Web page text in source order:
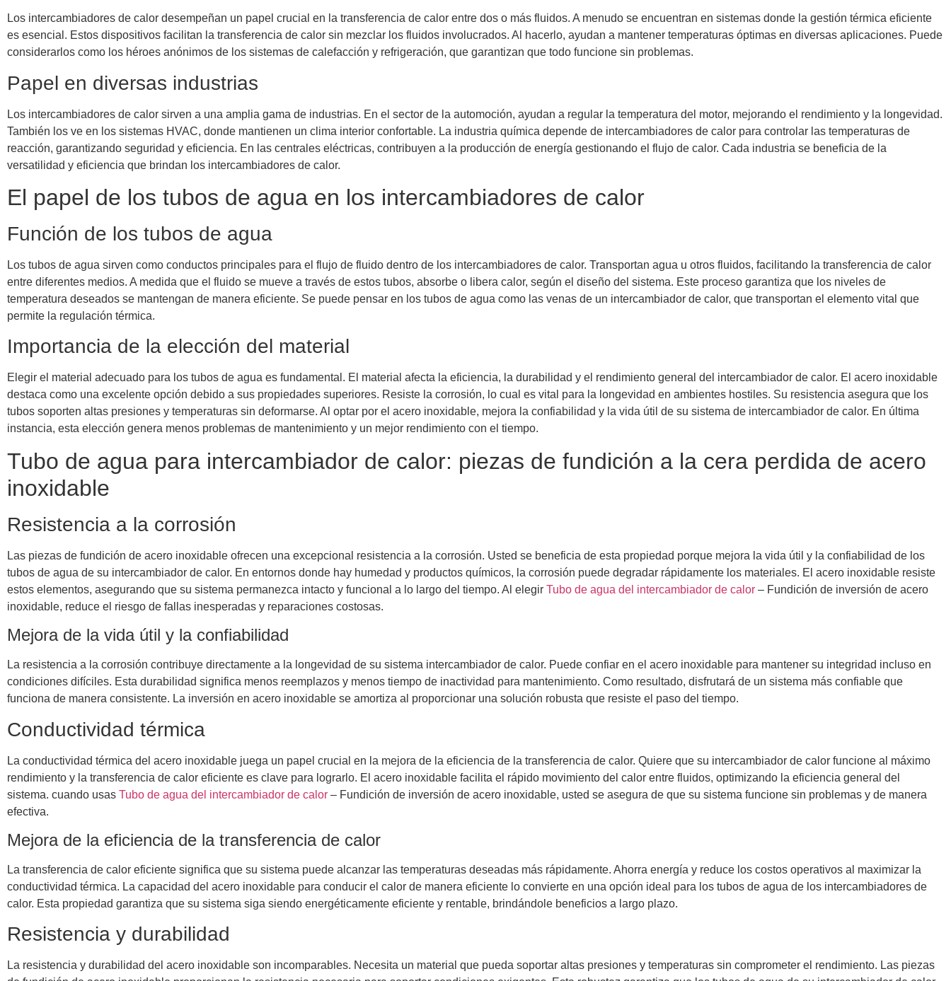
Los intercambiadores de calor desempeñan un papel crucial en la transferencia de calor entre dos o más fluidos. A menudo se encuentran en sistemas donde la gestión térmica eficiente
es esencial. Estos dispositivos facilitan la transferencia de calor sin mezclar los fluidos involucrados. Al hacerlo, ayudan a mantener temperaturas óptimas en diversas aplicaciones. Puede
considerarlos como los héroes anónimos de los sistemas de calefacción y refrigeración, que garantizan que todo funcione sin problemas.
Papel en diversas industrias
Los intercambiadores de calor sirven a una amplia gama de industrias. En el sector de la automoción, ayudan a regular la temperatura del motor, mejorando el rendimiento y la longevidad.
También los ve en los sistemas HVAC, donde mantienen un clima interior confortable. La industria química depende de intercambiadores de calor para controlar las temperaturas de
reacción, garantizando seguridad y eficiencia. En las centrales eléctricas, contribuyen a la producción de energía gestionando el flujo de calor. Cada industria se beneficia de la
versatilidad y eficiencia que brindan los intercambiadores de calor.
El papel de los tubos de agua en los intercambiadores de calor
Función de los tubos de agua
Los tubos de agua sirven como conductos principales para el flujo de fluido dentro de los intercambiadores de calor. Transportan agua u otros fluidos, facilitando la transferencia de calor
entre diferentes medios. A medida que el fluido se mueve a través de estos tubos, absorbe o libera calor, según el diseño del sistema. Este proceso garantiza que los niveles de
temperatura deseados se mantengan de manera eficiente. Se puede pensar en los tubos de agua como las venas de un intercambiador de calor, que transportan el elemento vital que
permite la regulación térmica.
Importancia de la elección del material
Elegir el material adecuado para los tubos de agua es fundamental. El material afecta la eficiencia, la durabilidad y el rendimiento general del intercambiador de calor. El acero inoxidable
destaca como una excelente opción debido a sus propiedades superiores. Resiste la corrosión, lo cual es vital para la longevidad en ambientes hostiles. Su resistencia asegura que los
tubos soporten altas presiones y temperaturas sin deformarse. Al optar por el acero inoxidable, mejora la confiabilidad y la vida útil de su sistema de intercambiador de calor. En última
instancia, esta elección genera menos problemas de mantenimiento y un mejor rendimiento con el tiempo.
Tubo de agua para intercambiador de calor: piezas de fundición a la cera perdida de acero
inoxidable
Resistencia a la corrosión
Las piezas de fundición de acero inoxidable ofrecen una excepcional resistencia a la corrosión. Usted se beneficia de esta propiedad porque mejora la vida útil y la confiabilidad de los
tubos de agua de su intercambiador de calor. En entornos donde hay humedad y productos químicos, la corrosión puede degradar rápidamente los materiales. El acero inoxidable resiste
estos elementos, asegurando que su sistema permanezca intacto y funcional a lo largo del tiempo. Al elegir Tubo de agua del intercambiador de calor – Fundición de inversión de acero
inoxidable, reduce el riesgo de fallas inesperadas y reparaciones costosas.
Mejora de la vida útil y la confiabilidad
La resistencia a la corrosión contribuye directamente a la longevidad de su sistema intercambiador de calor. Puede confiar en el acero inoxidable para mantener su integridad incluso en
condiciones difíciles. Esta durabilidad significa menos reemplazos y menos tiempo de inactividad para mantenimiento. Como resultado, disfrutará de un sistema más confiable que
funciona de manera consistente. La inversión en acero inoxidable se amortiza al proporcionar una solución robusta que resiste el paso del tiempo.
Conductividad térmica
La conductividad térmica del acero inoxidable juega un papel crucial en la mejora de la eficiencia de la transferencia de calor. Quiere que su intercambiador de calor funcione al máximo
rendimiento y la transferencia de calor eficiente es clave para lograrlo. El acero inoxidable facilita el rápido movimiento del calor entre fluidos, optimizando la eficiencia general del
sistema. cuando usas Tubo de agua del intercambiador de calor – Fundición de inversión de acero inoxidable, usted se asegura de que su sistema funcione sin problemas y de manera
efectiva.
Mejora de la eficiencia de la transferencia de calor
La transferencia de calor eficiente significa que su sistema puede alcanzar las temperaturas deseadas más rápidamente. Ahorra energía y reduce los costos operativos al maximizar la
conductividad térmica. La capacidad del acero inoxidable para conducir el calor de manera eficiente lo convierte en una opción ideal para los tubos de agua de los intercambiadores de
calor. Esta propiedad garantiza que su sistema siga siendo energéticamente eficiente y rentable, brindándole beneficios a largo plazo.
Resistencia y durabilidad
La resistencia y durabilidad del acero inoxidable son incomparables. Necesita un material que pueda soportar altas presiones y temperaturas sin comprometer el rendimiento. Las piezas